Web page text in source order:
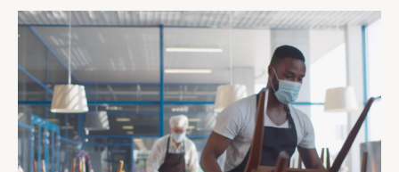
Assistance en vie privée
Développement professionnel
Devenir Membre